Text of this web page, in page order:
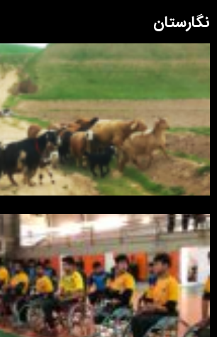
نگارستان